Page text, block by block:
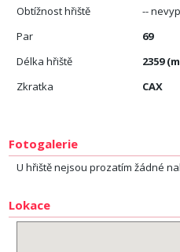
Obtížnost hřiště
--
Par
69
Délka hřiště
2359
Zkratka
CAX
Fotogalerie
U hřiště nejsou prozatím žádné
Lokace